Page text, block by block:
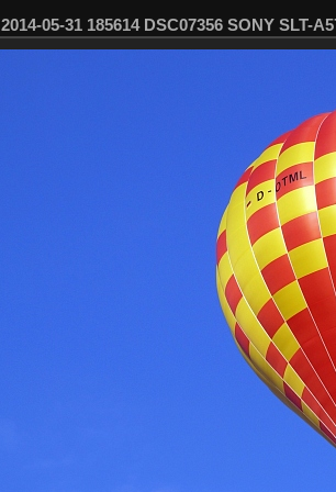
2014-05-31 185614 DSC07356 SONY SLT-